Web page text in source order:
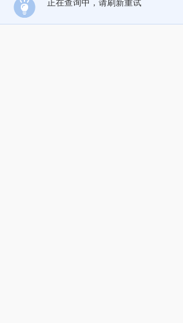
正在查询中，请刷新重试